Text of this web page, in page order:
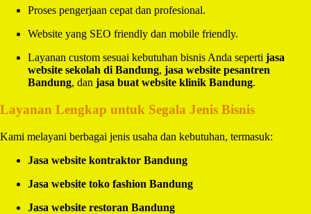
Proses pengerjaan cepat dan profesional.
Website yang SEO friendly dan mobile friendly.
Layanan custom sesuai kebutuhan bisnis Anda seperti jasa
website sekolah di Bandung, jasa website pesantren
Bandung, dan jasa buat website klinik Bandung.
Layanan Lengkap untuk Segala Jenis Bisnis
Kami melayani berbagai jenis usaha dan kebutuhan, termasuk:
Jasa website kontraktor Bandung
Jasa website toko fashion Bandung
Jasa website restoran Bandung